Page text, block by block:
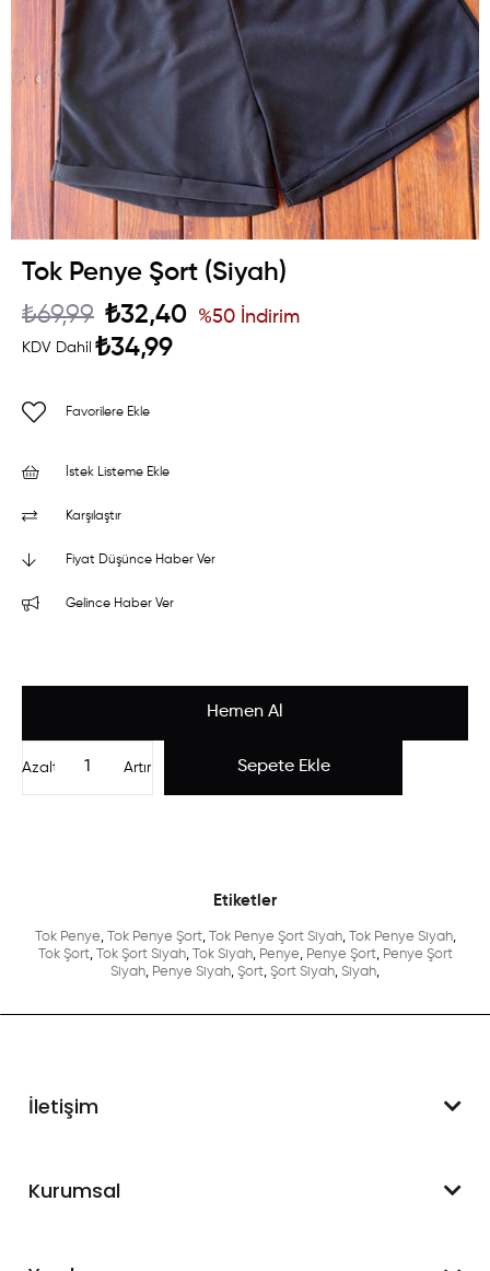
Tok Penye Şort (Siyah)
₺69,99 ₺32,40
KDV Dahil ₺34,99
%50 İndirim
Favorilere Ekle
İstek Listeme Ekle
Karşılaştır
Fiyat Düşünce Haber Ver
Gelince Haber Ver
Artır
Azalt
Etiketler
Tok Penye, Tok Penye Şort, Tok Penye Şort Siyah, Tok Penye Siyah,
Tok Şort, Tok Şort Siyah, Tok Siyah, Penye, Penye Şort, Penye Şort
Siyah, Penye Siyah, Şort, Şort Siyah, Siyah,
İletişim
WhatsApp Destek
Kurumsal
Hakkımızda